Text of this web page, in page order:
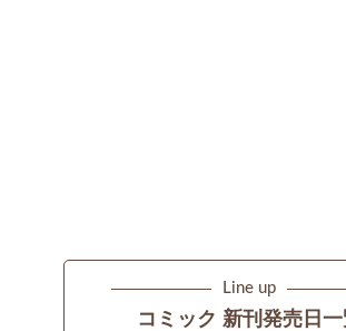
Line up
コミック 新刊発売日